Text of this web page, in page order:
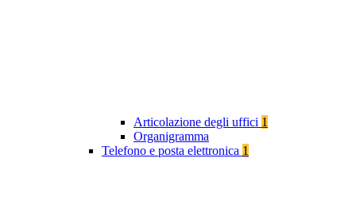
Articolazione degli uffici 1
Organigramma
Telefono e posta elettronica 1